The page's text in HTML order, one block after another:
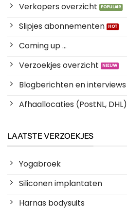
Verkopers overzicht
Slipjes abonnementen
Coming up ...
Verzoekjes overzicht
Blogberichten en interviews
Afhaallocaties (PostNL, DHL)
LAATSTE VERZOEKJES
Yogabroek
Siliconen implantaten
Harnas bodysuits